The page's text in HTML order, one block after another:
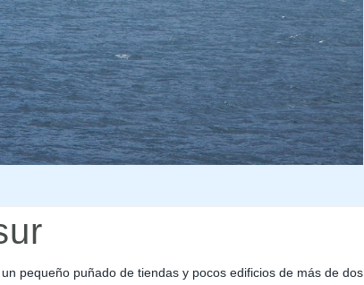
pequeño puñado de tiendas y pocos edificios de más de dos